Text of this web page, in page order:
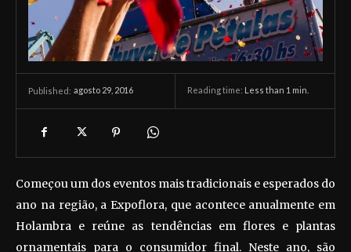
Published: agosto 29, 2016 Reading time: Less than 1 min.
Começou um dos eventos mais tradicionais e esperados do
ano na região, a Expoflora, que acontece anualmente em
Holambra e reúne as tendências em flores e plantas
ornamentais para o consumidor final. Neste ano, são